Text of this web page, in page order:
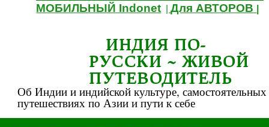
МОБИЛЬНЫЙ Indonet |Для АВТОРОВ
ИНДИЯ ПО-
РУССКИ ~ ЖИВОЙ
ПУТЕВОДИТЕЛЬ
Об Индии и индийской культуре, самостоятельных
путешествиях по Азии и пути к себе